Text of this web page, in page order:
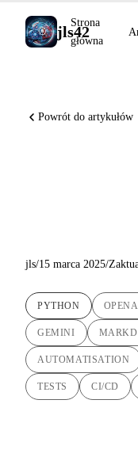
jls42
Strona
główna
Powrót do artykułów
jls/15 marca 2025/
PYTHON
GEMINI
AUTOMATISATION
TESTS CI/CD